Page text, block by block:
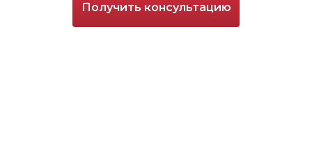
Получить консультацию